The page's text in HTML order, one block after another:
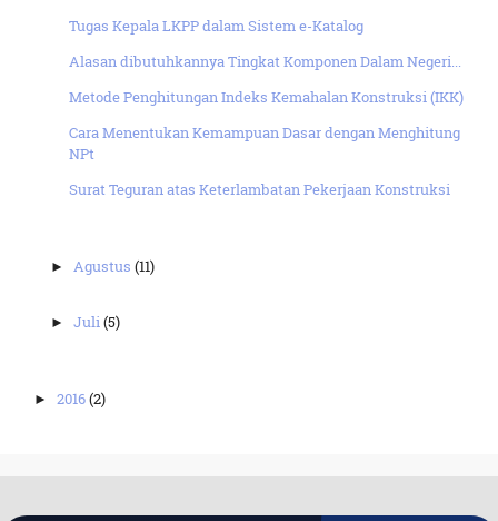
Tugas Kepala LKPP dalam Sistem e-Katalog
Alasan dibutuhkannya Tingkat Komponen Dalam Negeri...
Metode Penghitungan Indeks Kemahalan Konstruksi (IKK)
Cara Menentukan Kemampuan Dasar dengan Menghitung
NPt
Surat Teguran atas Keterlambatan Pekerjaan Konstruksi
► Agustus(11)
►Juli(5)
► 2016(2)